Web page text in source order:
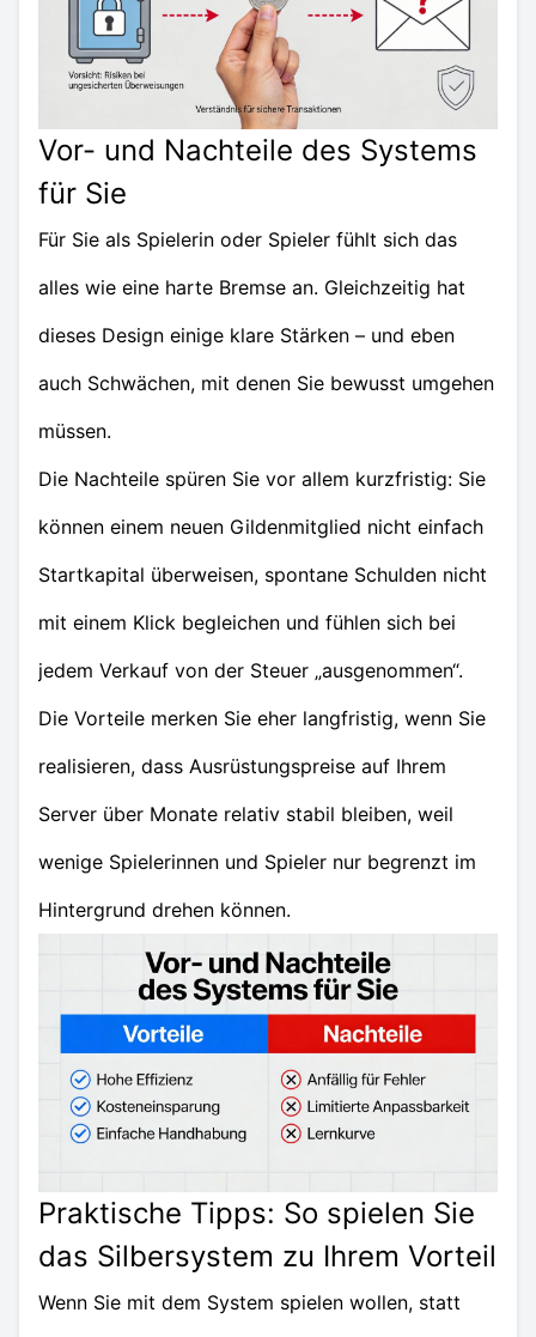
Vor- und Nachteile des Systems
für Sie
Für Sie als Spielerin oder Spieler fühlt sich das
alles wie eine harte Bremse an. Gleichzeitig hat
dieses Design einige klare Stärken – und eben
auch Schwächen, mit denen Sie bewusst umgehen
müssen.
Die Nachteile spüren Sie vor allem kurzfristig: Sie
können einem neuen Gildenmitglied nicht einfach
Startkapital überweisen, spontane Schulden nicht
mit einem Klick begleichen und fühlen sich bei
jedem Verkauf von der Steuer „ausgenommen“.
Die Vorteile merken Sie eher langfristig, wenn Sie
realisieren, dass Ausrüstungspreise auf Ihrem
Server über Monate relativ stabil bleiben, weil
wenige Spielerinnen und Spieler nur begrenzt im
Hintergrund drehen können.
Praktische Tipps: So spielen Sie
das Silbersystem zu Ihrem Vorteil
Wenn Sie mit dem System spielen wollen, statt